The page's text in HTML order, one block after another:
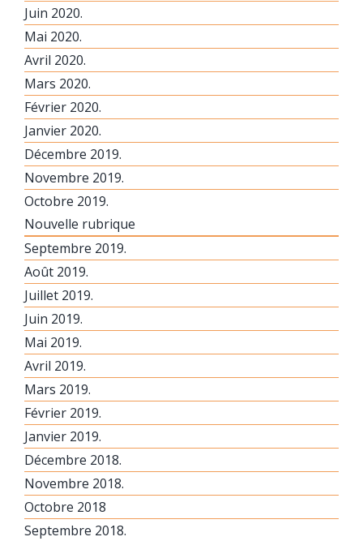
Juin 2020.
Mai 2020.
Avril 2020.
Mars 2020.
Février 2020.
Janvier 2020.
Décembre 2019.
Novembre 2019.
Octobre 2019.
Nouvelle rubrique
Septembre 2019.
Août 2019.
Juillet 2019.
Juin 2019.
Mai 2019.
Avril 2019.
Mars 2019.
Février 2019.
Janvier 2019.
Décembre 2018.
Novembre 2018.
Octobre 2018
Septembre 2018.